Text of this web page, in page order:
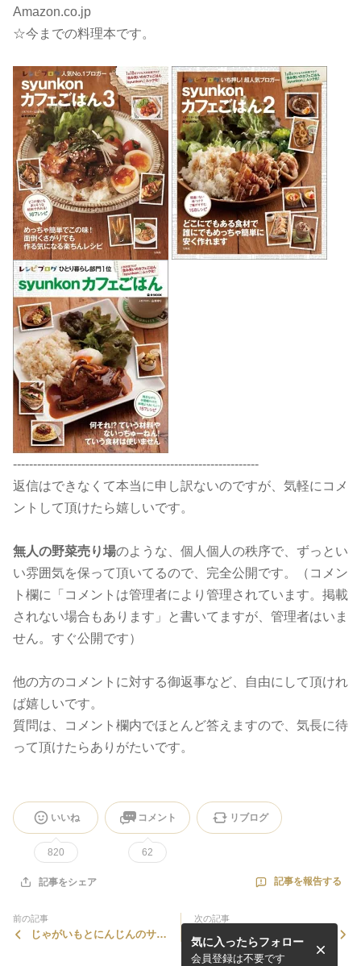
Amazon.co.jp
☆今までの料理本です。
-------------------------------------------------------------
返信はできなくて本当に申し訳ないのですが、気軽にコメ
ントして頂けたら嬉しいです。
無人の野菜売り場のような、個人個人の秩序で、ずっとい
い雰囲気を保って頂いてるので、完全公開です。（コメン
ト欄に「コメントは管理者により管理されています。掲載
されない場合もあります」と書いてますが、管理者はいま
せん。すぐ公開です）
他の方のコメントに対する御返事など、自由にして頂けれ
ば嬉しいです。
質問は、コメント欄内でほとんど答えますので、気長に待
って頂けたらありがたいです。
いいね
820
コメント
62
リブログ
記事をシェア 記事を報告する
前の記事
じゃがいもとにんじんのサラ
次の記事
【簡単！！！】失敗なし＊炊
飯器で鯛めし
気に入ったらフォロー
会員登録は不要です